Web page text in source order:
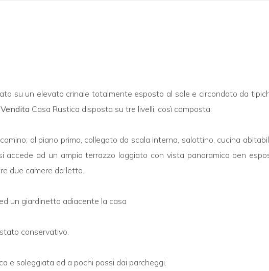
su un elevato crinale totalmente esposto al sole e circondato da
Vendita Casa Rustica disposta su tre livelli, così composta:
al piano primo, collegato da scala interna, salottino, cucina
ad un ampio terrazzo loggiato con vista panoramica ben
due camere da letto.
un giardinetto adiacente la casa
conservativo.
e soleggiata ed a pochi passi dai parcheggi.